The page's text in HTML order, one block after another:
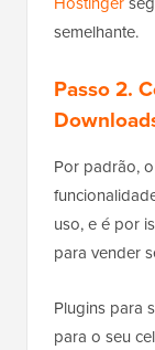
semelhante.
Passo 2.
Por padrão,
uso, e é por
para vender
Plugins para
para o seu